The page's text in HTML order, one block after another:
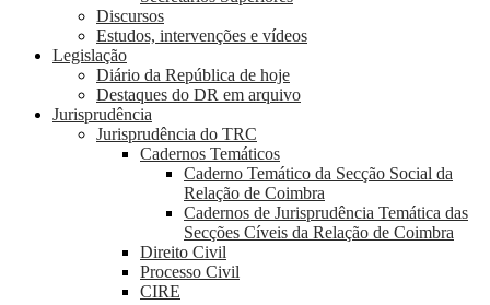
Discursos
Estudos, intervenções e vídeos
Legislação
Diário da República de hoje
Destaques do DR em arquivo
Jurisprudência
Jurisprudência do TRC
Cadernos Temáticos
Caderno Temático da Secção Social da
Relação de Coimbra
Cadernos de Jurisprudência Temática das
Secções Cíveis da Relação de Coimbra
Direito Civil
Processo Civil
CIRE